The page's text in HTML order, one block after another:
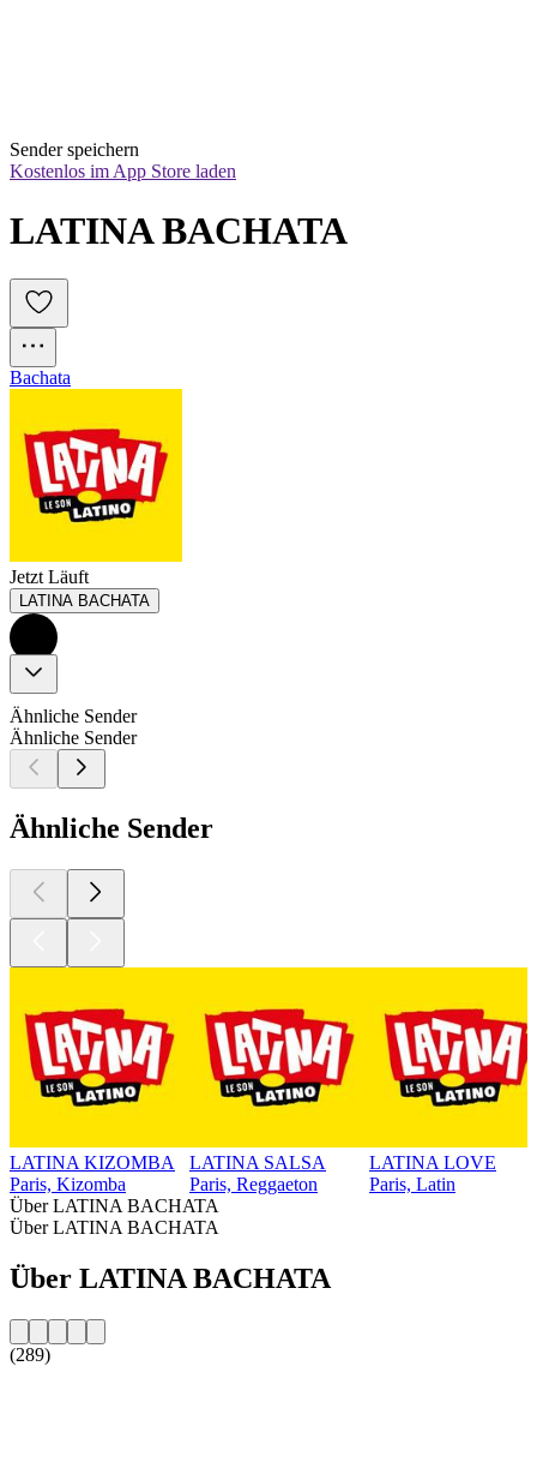
Sender speichern
Kostenlos im App Store laden
LATINA BACHATA
Bachata
Jetzt Läuft
LATINA BACHATA
Ähnliche Sender
Ähnliche Sender
Ähnliche Sender
LATINA KIZOMBA
Paris, Kizomba
LATINA SALSA
Paris, Reggaeton
LATINA LOVE
Paris, Latin
Über LATINA BACHATA
Über LATINA BACHATA
Über LATINA BACHATA
(289)